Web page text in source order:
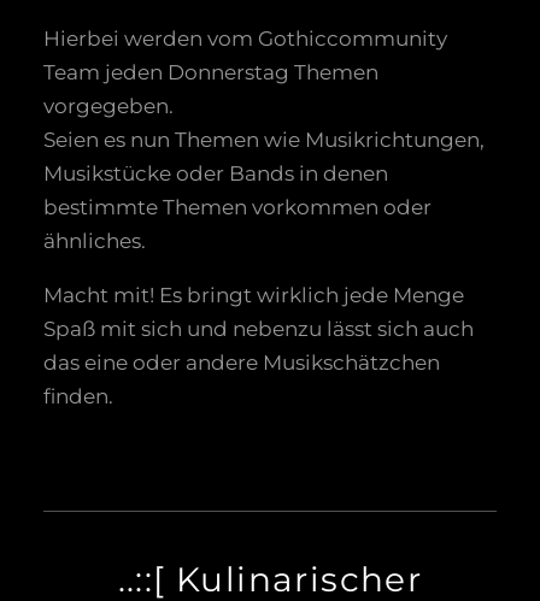
Hierbei werden vom Gothiccommunity
Team jeden Donnerstag Themen
vorgegeben.
Seien es nun Themen wie Musikrichtungen,
Musikstücke oder Bands in denen
bestimmte Themen vorkommen oder
ähnliches.
Macht mit! Es bringt wirklich jede Menge
Spaß mit sich und nebenzu lässt sich auch
das eine oder andere Musikschätzchen
finden.
..::[ Kulinarischer